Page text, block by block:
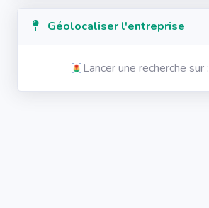
Géolocaliser l'entreprise
Lancer une recherche sur :